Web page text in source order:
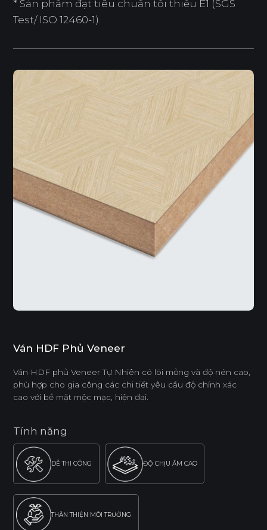
* Sản phẩm đạt tiêu chuẩn tối thiểu E1 (SGS
Test/ ISO 12460-1).
Ván HDF Phủ Veneer
Ván HDF phủ Veneer Tự Nhiên có lõi mỏng và độ nén cao,
phù hợp cho gia công các chi tiết yêu cầu độ chính xác
cao với bề mặt mộc mạc, hiện đại.
Tính năng
DỄ THI CÔNG ĐỘ CHỊU ẨM CAO
THÂN THIỆN MÔI TRƯỜNG